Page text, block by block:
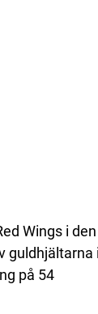
Wings i den
guldhjältarna i
på 54